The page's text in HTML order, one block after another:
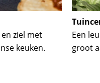
ziel met
keuken.
Een
groot